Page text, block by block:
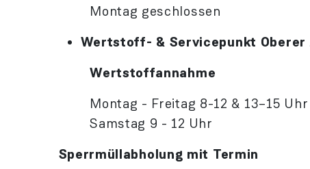
Montag geschlossen
Wertstoff- & Servicepunkt Oberer
Wertstoffannahme
Montag - Freitag 8-12 & 13–15 Uhr
Samstag 9 - 12 Uhr
Sperrmüllabholung mit Termin